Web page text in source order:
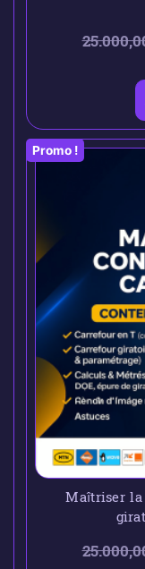
Promo !
Maîtriser